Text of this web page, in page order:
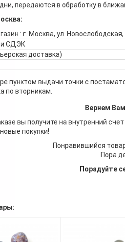
передаются в обработку в
: г. Москва, ул.
СДЭК
доставка)
пунктом выдачи точки с
по вторникам.
Вернем
вы получите на внутренний
покупки!
Понравившийся
Пора
Порадуйте